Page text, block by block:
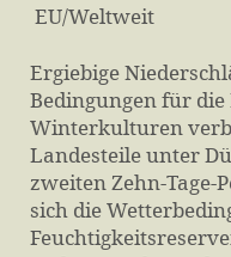
EU/Weltweit
Ergiebige
Bedingungen für
Winterkulturen
Landesteile unter
zweiten Zehn-Tage-
sich die